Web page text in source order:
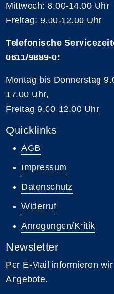
Mittwoch: 8.00-14.00 Uhr
Freitag: 9.00-12.00 Uhr
Telefonische
0611/9889-0:
Montag bis Donnerstag
17.00 Uhr,
Freitag 9.00-12.00 Uhr
Quicklinks
AGB
Impressum
Datenschutz
Widerruf
Anregungen/Kritik
Newsletter
Per E-Mail informieren
Angebote.